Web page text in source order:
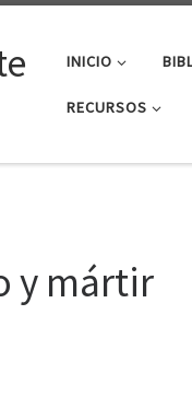
INICIO
RECURSOS
y mártir